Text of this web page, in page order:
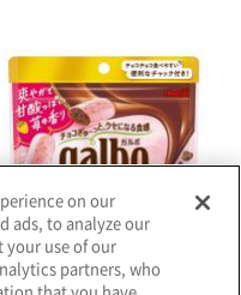
on our
ads, to analyze our
your use of our
partners, who